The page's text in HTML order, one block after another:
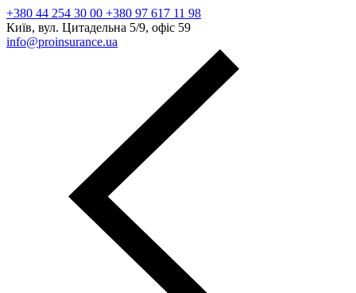
+380 44 254 30 00 +380 97 617 11 98
Київ, вул. Цитадельна 5/9, офіс 59
info@proinsurance.ua